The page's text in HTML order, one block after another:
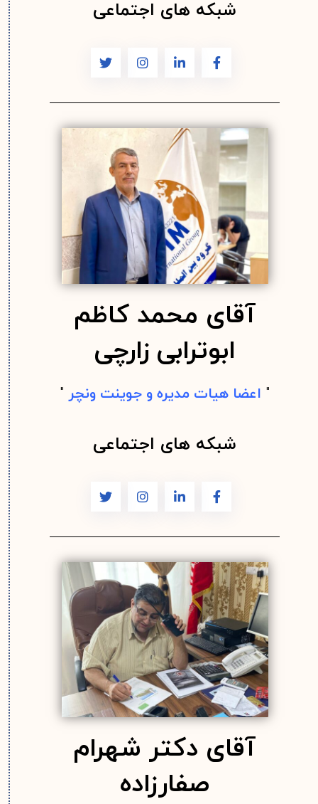
شبکه های اجتماعی
آقای محمد کاظم
ابوترابی زارچی
" اعضا هیات مدیره و جوینت ونچر "
شبکه های اجتماعی
آقای دکتر شهرام
صفارزاده